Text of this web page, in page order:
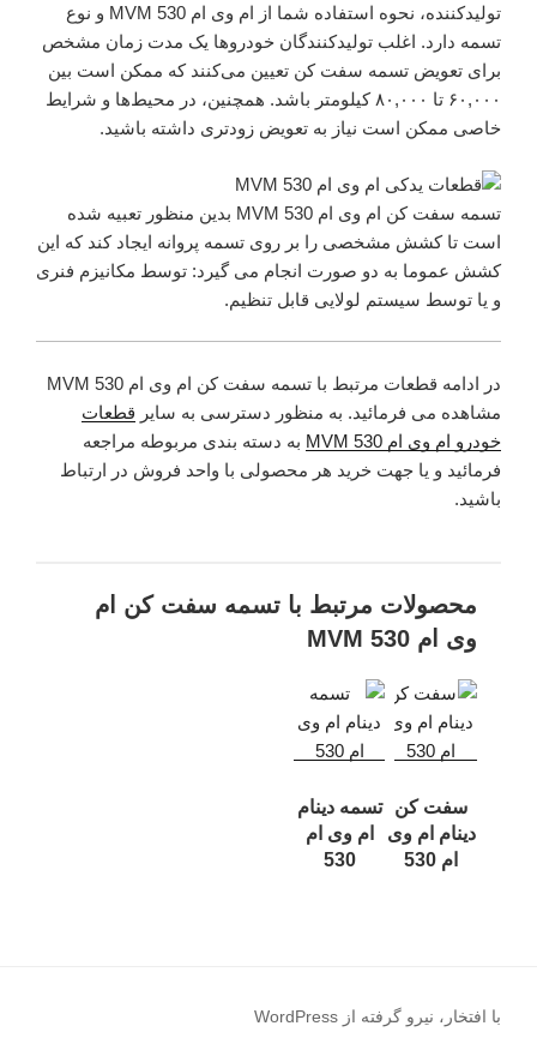
تولیدکننده، نحوه استفاده شما از ام وی ام 530 MVM و نوع
تسمه دارد. اغلب تولیدکنندگان خودروها یک مدت زمان مشخص
برای تعویض تسمه سفت کن تعیین می‌کنند که ممکن است بین
۶۰,۰۰۰ تا ۸۰,۰۰۰ کیلومتر باشد. همچنین، در محیط‌ها و شرایط
خاصی ممکن است نیاز به تعویض زودتری داشته باشید.
تسمه سفت کن ام وی ام 530 MVM بدین منظور تعبیه شده
است تا کشش مشخصی را بر روی تسمه پروانه ایجاد کند که این
کشش عموما به دو صورت انجام می گیرد: توسط مکانیزم فنری
و یا توسط سیستم لولایی قابل تنظیم.
در ادامه قطعات مرتبط با تسمه سفت کن ام وی ام 530 MVM
مشاهده می فرمائید. به منظور دسترسی به سایر قطعات
خودرو ام وی ام 530 MVM
به دسته بندی مربوطه مراجعه
فرمائید و یا جهت خرید هر محصولی با واحد فروش در ارتباط
باشید.
محصولات مرتبط با تسمه سفت کن ام
وی ام 530 MVM
سفت کن
دینام ام وی
ام 530
تسمه دینام
ام وی ام
530
با افتخار، نیرو گرفته از WordPress